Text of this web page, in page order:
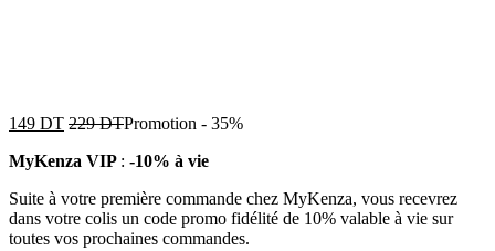
149 DT 229DTPromotion - 35%
MyKenza VIP : -10% à vie
Suite à votre première commande chez MyKenza, vous recevrez
dans votre colis un code promo fidélité de 10% valable à vie sur
toutes vos prochaines commandes.